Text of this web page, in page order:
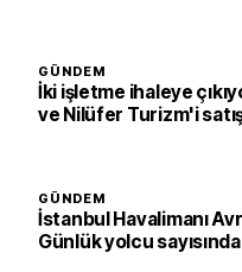
GÜNDEM
İki işletme ihaleye
ve Nilüfer Turizm'i
GÜNDEM
İstanbul Havalimanı
Günlük yolcu